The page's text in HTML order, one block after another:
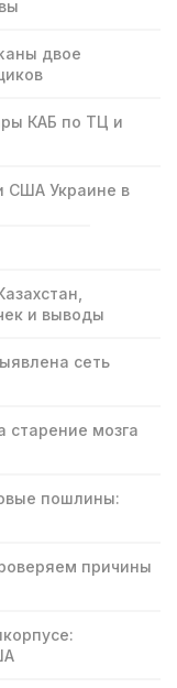
двое
КАБ по ТЦ и
США Украине в
и выводы
сеть
старение мозга
пошлины:
причины